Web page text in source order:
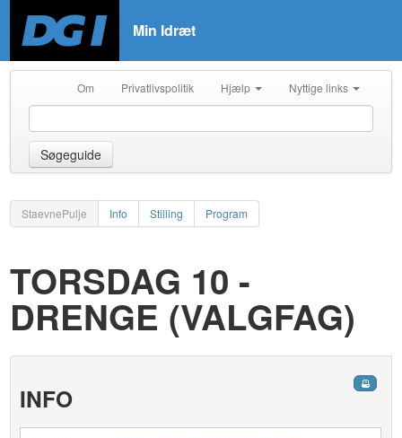
Min Idræt
Om Privatlivspolitik Hjælp Nyttige links
Søgeguide
StaevnePulje Info Stilling Program
TORSDAG 10 -
DRENGE (VALGFAG)
INFO